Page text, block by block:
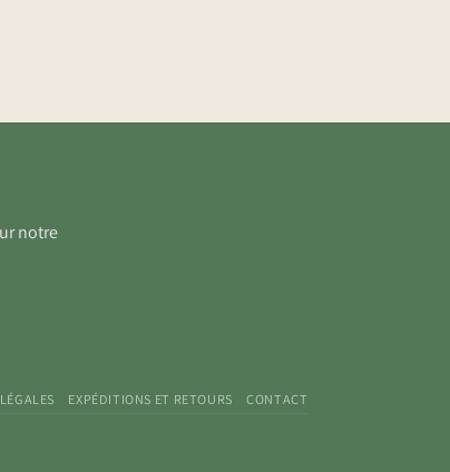
notre
EXPÉDITIONS ET RETOURS CONTACT